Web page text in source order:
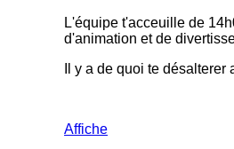
L'équipe t'acceuille de
d'animation et de
Il y a de quoi te
Affiche